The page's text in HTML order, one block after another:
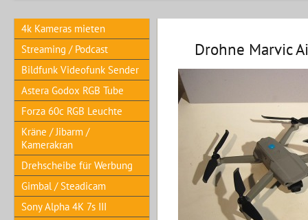
4k Kameras mieten
Streaming / Podcast
Bildfunk Videofunk Sender
Astera Godox RGB Tube
Forza 60c RGB Leuchte
Kräne / Jibarm /
Kamerakran
Drehscheibe für Werbung
Gimbal / Steadicam
Sony Alpha 4K 7s III
Drohne Marvic